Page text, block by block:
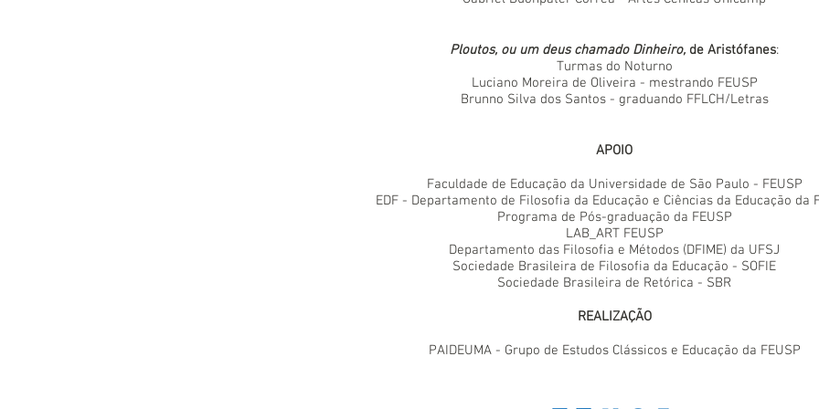
Ploutos, ou um deus chamado Dinheiro, de Aristófanes:
Turmas do Noturno
Luciano Moreira de Oliveira - mestrando FEUSP
Brunno Silva dos Santos - graduando FFLCH/Letras
APOIO
Faculdade de Educação da Universidade de São Paulo - FEUSP
EDF - Departamento de Filosofia da Educação e Ciências da Educação da
Programa de Pós-graduação da FEUSP
LAB_ART FEUSP
Departamento das Filosofia e Métodos (DFIME) da UFSJ
Sociedade Brasileira de Filosofia da Educação - SOFIE
Sociedade Brasileira de Retórica - SBR
REALIZAÇÃO
PAIDEUMA - Grupo de Estudos Clássicos e Educação da FEUSP